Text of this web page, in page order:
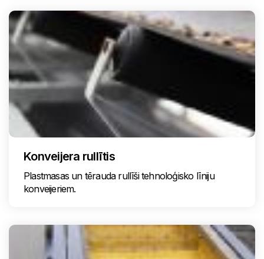
Konveijera rullītis
Plastmasas un tērauda rullīši tehnoloģisko līniju
konveijeriem.